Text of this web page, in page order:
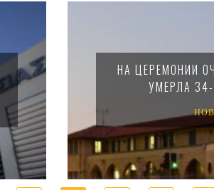
НА ЦЕРЕМОНИИ
УМЕРЛА